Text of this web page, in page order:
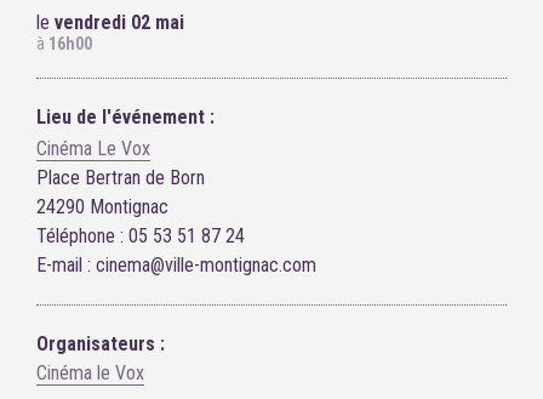
le vendredi 02 mai
à 16h00
Lieu de l'événement :
Cinéma Le Vox
Place Bertran de Born
24290 Montignac
Téléphone : 05 53 51 87 24
E-mail : cinema@ville-montignac.com
Organisateurs :
Cinéma le Vox